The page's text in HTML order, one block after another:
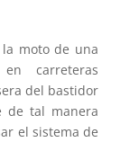
moto de una
carreteras
del bastidor
de tal manera
el sistema de